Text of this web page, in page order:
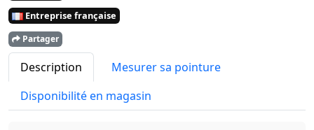
Entreprise française
Partager
Description
Mesurer sa pointure
Disponibilité en magasin